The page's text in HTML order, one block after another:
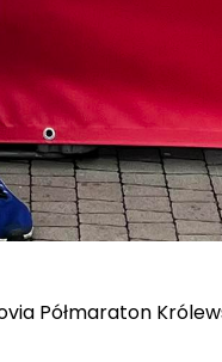
Półmaraton